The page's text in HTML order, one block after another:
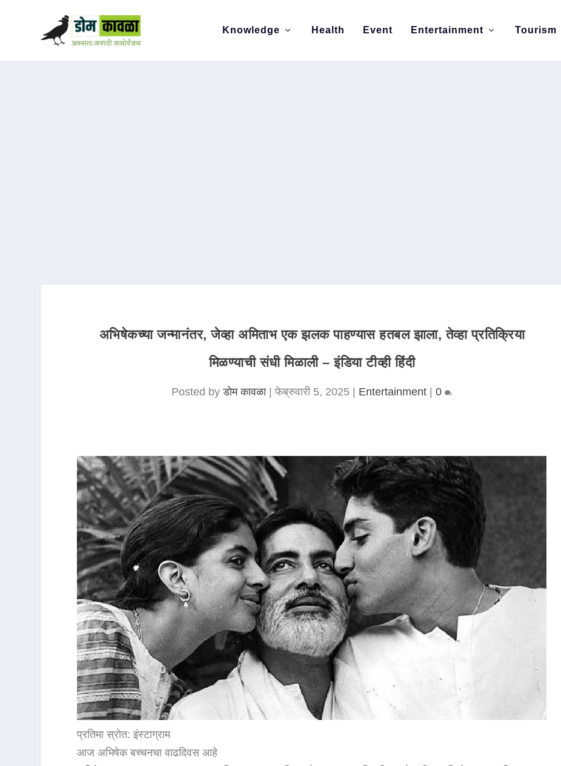
Knowledge Health Event Entertainment Tourism
अभिषेकच्या जन्मानंतर, जेव्हा अमिताभ एक झलक पाहण्यास हतबल झाला, तेव्हा प्रतिक्रिया
मिळण्याची संधी मिळाली – इंडिया टीव्ही हिंदी
Posted byडोम कावळा|फेब्रुवारी 5, 2025 Entertainment |0
प्रतिमा स्रोत: इंस्टाग्राम
आज अभिषेक बच्चनचा वाढदिवस आहे